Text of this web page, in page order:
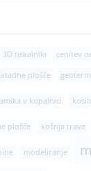
3D tiskalniki cenitev
plošče
v kopalnici
plošče košnja trave
modeliranje